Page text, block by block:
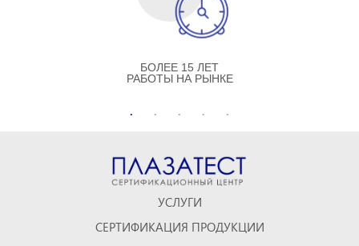
БОЛЕЕ 15 ЛЕТ
РАБОТЫ НА РЫНКЕ
УСЛУГИ
СЕРТИФИКАЦИЯ ПРОДУКЦИИ